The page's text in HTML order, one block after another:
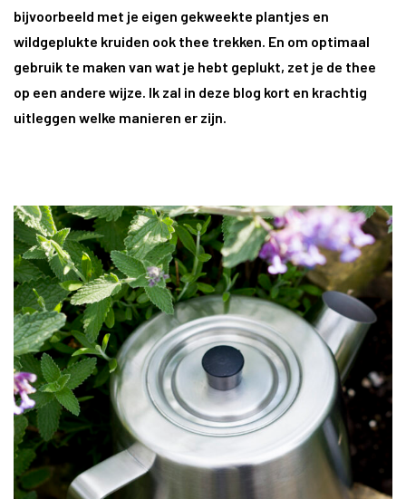
bijvoorbeeld met je eigen gekweekte plantjes en
wildgeplukte kruiden ook thee trekken. En om optimaal
gebruik te maken van wat je hebt geplukt, zet je de thee
op een andere wijze. Ik zal in deze blog kort en krachtig
uitleggen welke manieren er zijn.